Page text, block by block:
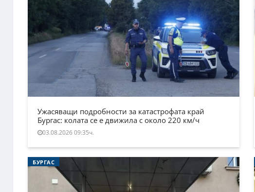
Ужасяващи подробности за катастрофата край
Бургас: колата се е движила с около 220 км/ч
03.08.2026 09:35ч.
БУРГАС